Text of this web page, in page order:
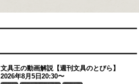
文具王の動画解説【週刊文具のとびら】
2026年8月5日20:30〜